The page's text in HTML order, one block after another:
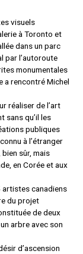
visuels
à Toronto et
dans un parc
par l’autoroute
monumentales
a rencontré Michel
réaliser de l’art
sans qu’il les
publiques
à l’étranger
bien sûr, mais
en Corée et aux
artistes canadiens
du projet
de deux
arbre avec son
d’ascension